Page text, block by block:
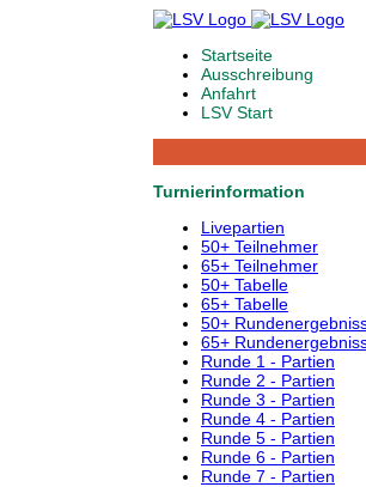
Startseite
Ausschreibung
Anfahrt
LSV Start
Turnierinformation
Livepartien
50+ Teilnehmer
65+ Teilnehmer
50+ Tabelle
65+ Tabelle
50+
65+
Runde 1 - Partien
Runde 2 - Partien
Runde 3 - Partien
Runde 4 - Partien
Runde 5 - Partien
Runde 6 - Partien
Runde 7 - Partien